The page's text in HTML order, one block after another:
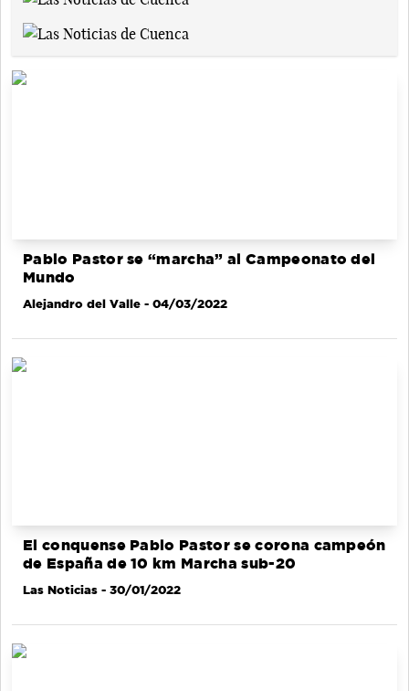
Pablo Pastor se “marcha” al Campeonato del
Mundo
Alejandro del Valle - 04/03/2022
El conquense Pablo Pastor se corona campeón
de España de 10 km Marcha sub-20
Las Noticias - 30/01/2022